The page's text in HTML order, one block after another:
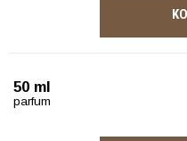
50 ml
parfum